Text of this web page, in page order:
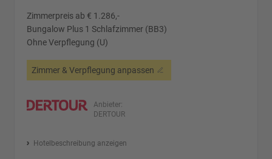
Zimmerpreis ab € 1.286,-
Bungalow Plus 1 Schlafzimmer (BB3)
Ohne Verpflegung (U)
Zimmer & Verpflegung anpassen
Anbieter:
DERTOUR
Hotelbeschreibung anzeigen